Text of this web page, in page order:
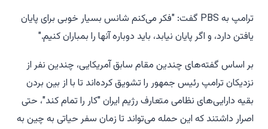
ترامپ به PBS گفت: "فکر می‌کنم شانس بسیار خوبی برای پایان
یافتن دارد، و اگر پایان نیابد، باید دوباره آنها را بمباران کنیم."
بر اساس گفته‌های چندین مقام سابق آمریکایی، چندین نفر از
نزدیکان ترامپ رئیس جمهور را تشویق کرده‌اند تا با از بین بردن
بقیه دارایی‌های نظامی متعارف رژیم ایران "کار را تمام کند"، حتی
اصرار داشتند که این حمله می‌تواند تا زمان سفر حیاتی به چین به